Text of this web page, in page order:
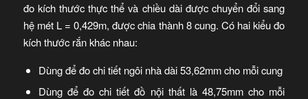
đo kích thước thực thể và chiều dài được chuyển đổi sang
hệ mét L = 0,429m, được chia thành 8 cung. Có hai kiểu đo
kích thước rắn khác nhau:
Dùng để đo chi tiết ngôi nhà dài 53,62mm cho mỗi cung
Dùng để đo chi tiết đồ nội thất là 48,75mm cho mỗi